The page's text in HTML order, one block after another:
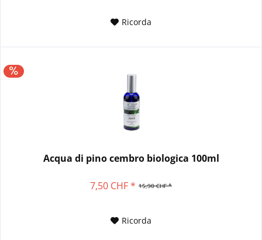
Ricorda
Acqua di pino cembro biologica 100ml
15,90 CHF *
7,50 CHF *
Ricorda